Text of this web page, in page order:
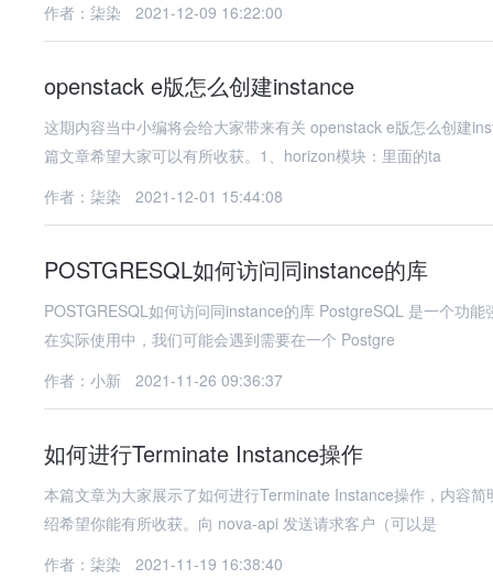
作者：柒染
2021-12-09 16:22:00
openstack e版怎么创建instance
这期内容当中小编将会给大家带来有关 openstack e版怎么创建
篇文章希望大家可以有所收获。1、horizon模块：里面的ta
作者：柒染
2021-12-01 15:44:08
POSTGRESQL如何访问同instance的库
POSTGRESQL如何访问同instance的库 PostgreSQL 是一个功能强大的开源关系型数据库管理系统，广泛应用于各种规模的应用中。
在实际使用中，我们可能会遇到需要在一个 Postgre
作者：小新
2021-11-26 09:36:37
如何进行Terminate Instance操作
本篇文章为大家展示了如何进行Terminate Instance操作，内容
绍希望你能有所收获。向 nova-api 发送请求客户（可以是
作者：柒染
2021-11-19 16:38:40